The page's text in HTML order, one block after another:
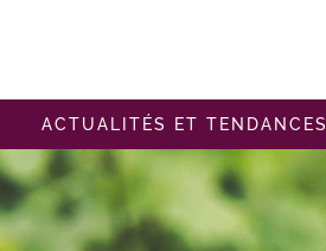
ACTUALITÉS ET TENDANCES